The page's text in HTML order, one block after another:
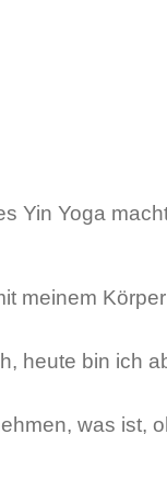
Yin Yoga
meinem
heute bin ich
was ist,